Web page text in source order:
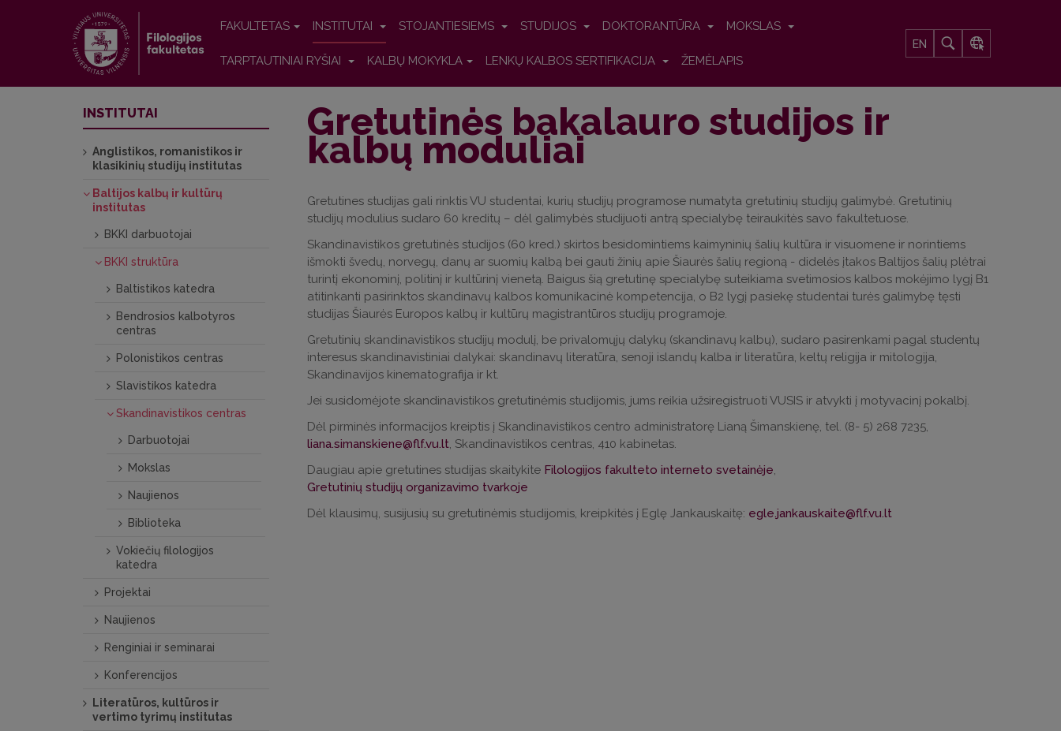
FAKULTETAS INSTITUTAI STOJANTIESIEMS STUDIJOS DOKTORANTŪRA MOKSLAS
TARPTAUTINIAI RYŠIAI KALBŲ MOKYKLA LENKŲ KALBOS SERTIFIKACIJA ŽEMĖLAPIS
EN
Gretutinės bakalauro studijos ir
kalbų moduliai
Gretutines studijas gali rinktis VU studentai, kurių studijų programose numatyta gretutinių studijų galimybė. Gretutinių
studijų modulius sudaro 60 kreditų – dėl galimybės studijuoti antrą specialybę teiraukitės savo fakultetuose.
Skandinavistikos gretutinės studijos (60 kred.) skirtos besidomintiems kaimyninių šalių kultūra ir visuomene ir norintiems
išmokti švedų, norvegų, danų ar suomių kalbą bei gauti žinių apie Šiaurės šalių regioną - didelės įtakos Baltijos šalių plėtrai
turintį ekonominį, politinį ir kultūrinį vienetą. Baigus šią gretutinę specialybę suteikiama svetimosios kalbos mokėjimo lygį B1
atitinkanti pasirinktos skandinavų kalbos komunikacinė kompetencija, o B2 lygį pasiekę studentai turės galimybę tęsti
studijas Šiaurės Europos kalbų ir kultūrų magistrantūros studijų programoje.
Gretutinių skandinavistikos studijų modulį, be privalomųjų dalykų (skandinavų kalbų), sudaro pasirenkami pagal studentų
interesus skandinavistiniai dalykai: skandinavų literatūra, senoji islandų kalba ir literatūra, keltų religija ir mitologija,
Skandinavijos kinematografija ir kt.
Jei susidomėjote skandinavistikos gretutinėmis studijomis, jums reikia užsiregistruoti VUSIS ir atvykti į motyvacinį pokalbį.
Dėl pirminės informacijos kreiptis į Skandinavistikos centro administratorę Lianą Šimanskienę, tel. (8- 5) 268 7235,
liana.simanskiene@flf.vu.lt, Skandinavistikos centras, 410 kabinetas.
Daugiau apie gretutines studijas skaitykite Filologijos fakulteto interneto svetainėje,
Gretutinių studijų organizavimo tvarkoje
Dėl klausimų, susijusių su gretutinėmis studijomis, kreipkitės į Eglę Jankauskaitę: egle.jankauskaite@flf.vu.lt
INSTITUTAI
Anglistikos, romanistikos ir
klasikinių studijų institutas
Baltijos kalbų ir kultūrų
institutas
BKKI darbuotojai
BKKI struktūra
Baltistikos katedra
Bendrosios kalbotyros
centras
Polonistikos centras
Slavistikos katedra
Skandinavistikos centras
Darbuotojai
Mokslas
Naujienos
Biblioteka
Vokiečių filologijos
katedra
Projektai
Naujienos
Renginiai ir seminarai
Konferencijos
Literatūros, kultūros ir
vertimo tyrimų institutas